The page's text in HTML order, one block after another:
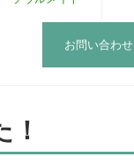
お問い合わせ